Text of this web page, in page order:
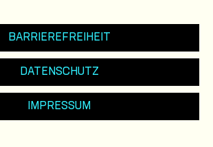
BARRIEREFREIHEIT
DATENSCHUTZ
IMPRESSUM